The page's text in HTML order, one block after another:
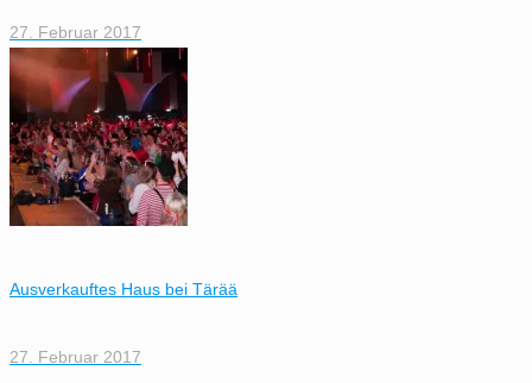
27. Februar 2017
Ausverkauftes Haus bei Tärää
27. Februar 2017